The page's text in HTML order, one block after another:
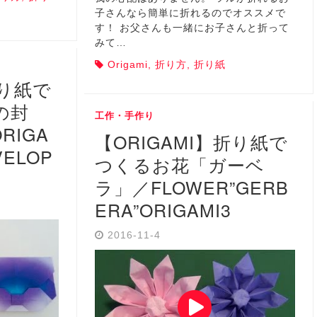
子さんなら簡単に折れるのでオススメで
す！ お父さんも一緒にお子さんと折って
みて…
Origami, 折り方, 折り紙
紙で
封
工作・手作り
【ORIGAMI】折り紙で
つくるお花「ガーベ
ラ」／FLOWER”GERB
ERA”ORIGAMI3
2016-11-4